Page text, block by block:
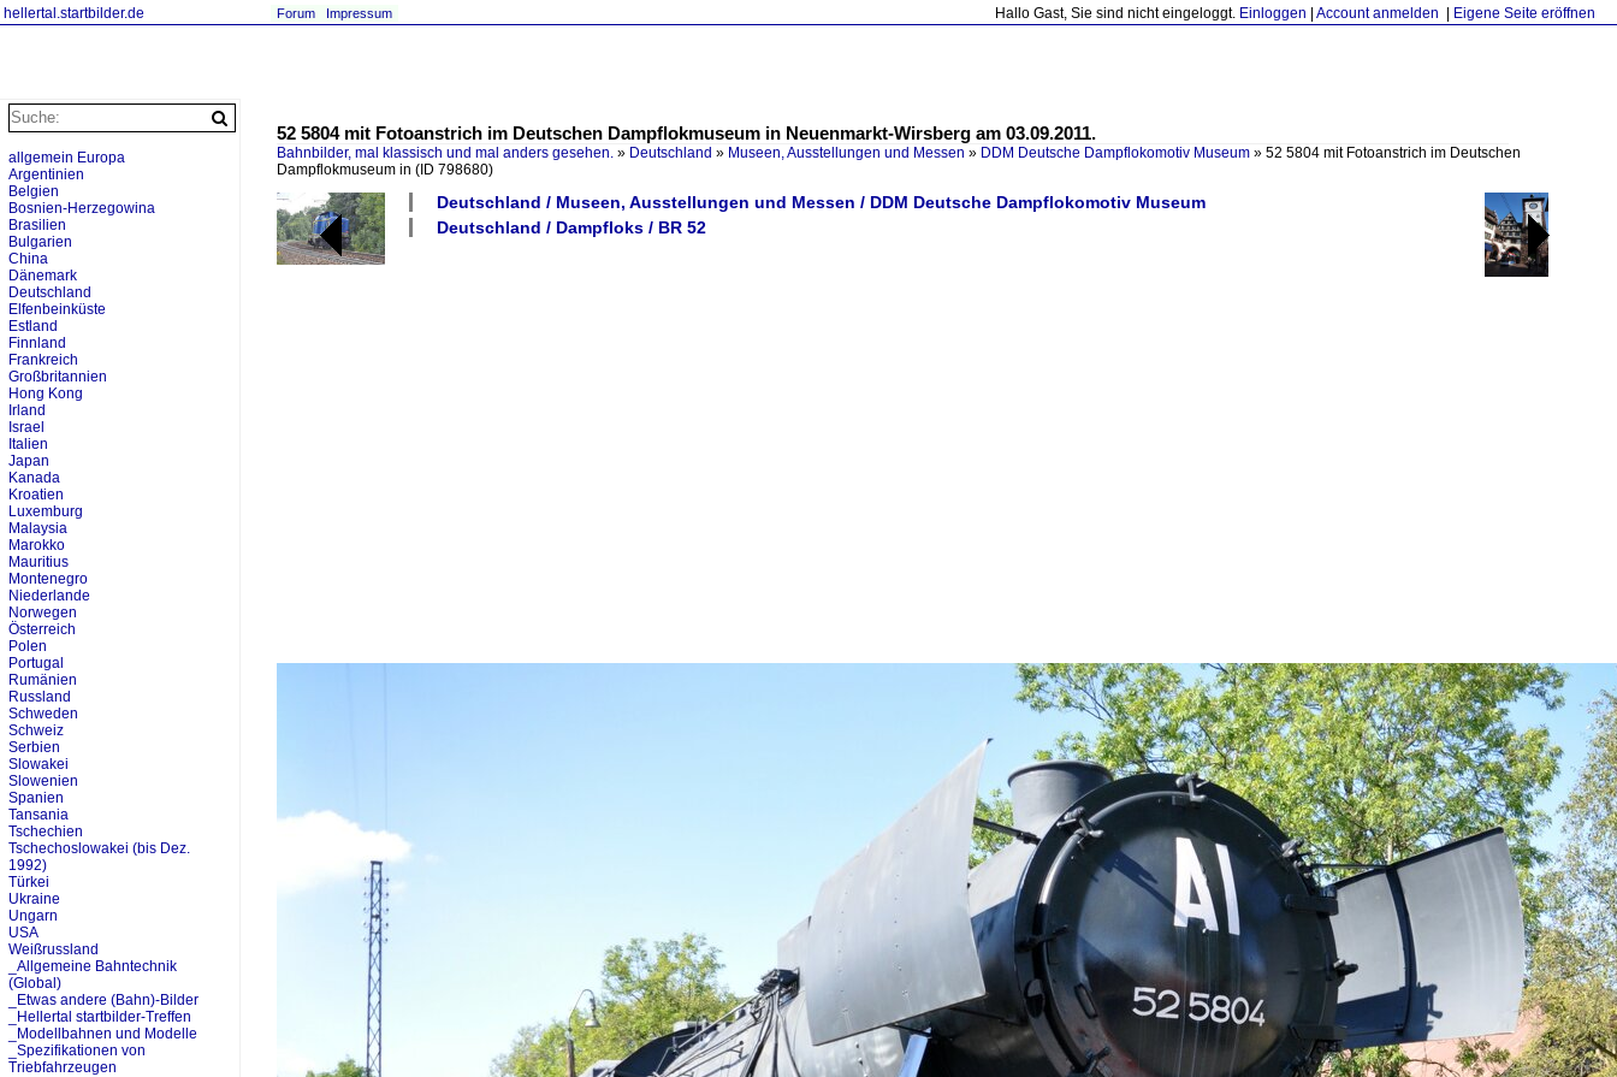
hellertal.startbilder.de Hallo Gast, Sie sind nicht eingeloggt. Einloggen Account anmelden Eigene Seite eröffnen
Forum Impressum
52 5804 mit Fotoanstrich im Deutschen Dampflokmuseum in Neuenmarkt-Wirsberg am 03.09.2011.
Bahnbilder, mal klassisch und mal anders gesehen. » Deutschland » Museen, Ausstellungen und Messen » DDM Deutsche Dampflokomotiv Museum » 52 5804 mit Fotoanstrich im Deutschen
Dampflokmuseum in (ID 798680)
Deutschland / Museen, Ausstellungen und Messen / DDM Deutsche Dampflokomotiv Museum
Deutschland / Dampfloks / BR 52
allgemein Europa
Argentinien
Belgien
Bosnien-Herzegowina
Brasilien
Bulgarien
China
Dänemark
Deutschland
Elfenbeinküste
Estland
Finnland
Frankreich
Großbritannien
Hong Kong
Irland
Israel
Italien
Japan
Kanada
Kroatien
Luxemburg
Malaysia
Marokko
Mauritius
Montenegro
Niederlande
Norwegen
Österreich
Polen
Portugal
Rumänien
Russland
Schweden
Schweiz
Serbien
Slowakei
Slowenien
Spanien
Tansania
Tschechien
Tschechoslowakei (bis Dez.
1992)
Türkei
Ukraine
Ungarn
USA
Weißrussland
_Allgemeine Bahntechnik
(Global)
_Etwas andere (Bahn)-Bilder
_Hellertal startbilder-Treffen
_Modellbahnen und Modelle
_Spezifikationen von
Triebfahrzeugen